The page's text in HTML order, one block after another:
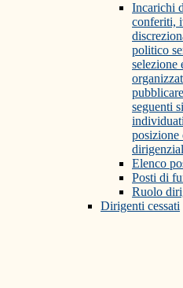
Incarichi
conferiti,
politico
selezione
seguenti
posizione
Elenco
Posti di
Ruolo
Dirigenti cessati